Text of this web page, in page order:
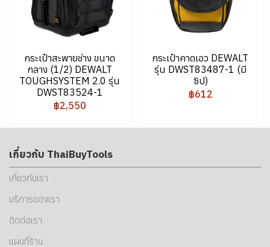
กระเป๋าสะพายช่าง ขนาด
กลาง (1/2) DEWALT
TOUGHSYSTEM 2.0 รุ่น
DWST83524-1
฿2,550
กระเป๋าคาดเอว DEWALT
รุ่น DWST83487-1 (มี
ซิป)
฿612
เกี่ยวกับ ThaiBuyTools
เกี่ยวกับเรา
บริการของเรา
ติดต่อเรา
แผนที่ร้าน